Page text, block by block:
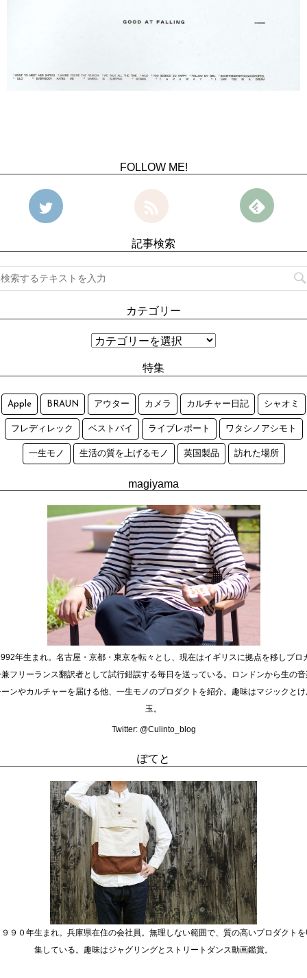
FOLLOW ME!
記事検索
カテゴリー
特集
Apple BRAUN アウター カメラ カルチャー日記 シャオミ
フレディレック ベストバイ ライブレポート ワタシノアシモト
一生モノ 生活の質を上げるモノ 英国製品 訪れた場所
magiyama
年生まれ。名古屋・京都・東京を転々とし、現在はイギリスに拠点を移しブロ
フリーランス翻訳者として試行錯誤する毎日を送っている。ロンドンから生の
ンやカルチャーを届ける他、一生モノのプロダクトを紹介。趣味はマジックと
玉。
Twitter: @Culinto_blog
ぽてと
９０年生まれ。兵庫県在住の会社員。無理しない範囲で、質の高いプロダクト
集している。趣味はジャグリングとストリートダンス動画鑑賞。